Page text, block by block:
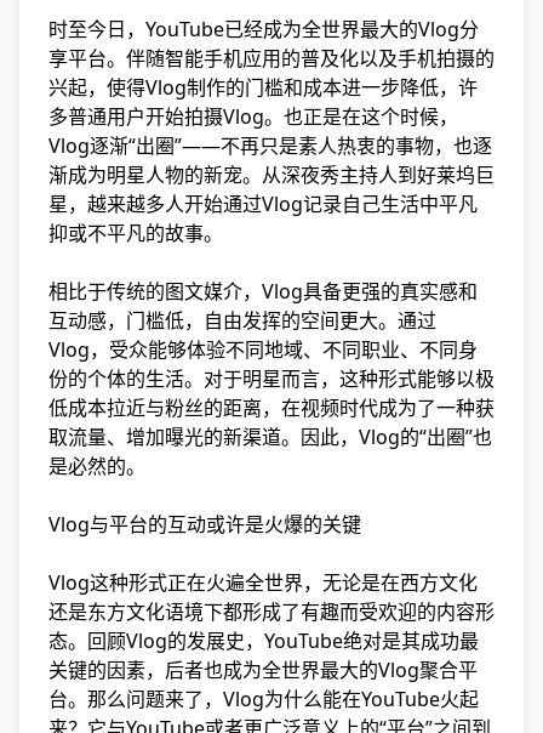
时至今日，YouTube已经成为全世界最大的Vlog分
享平台。伴随智能手机应用的普及化以及手机拍摄的
兴起，使得Vlog制作的门槛和成本进一步降低，许
多普通用户开始拍摄Vlog。也正是在这个时候，
Vlog逐渐“出圈”——不再只是素人热衷的事物，也逐
渐成为明星人物的新宠。从深夜秀主持人到好莱坞巨
星，越来越多人开始通过Vlog记录自己生活中平凡
抑或不平凡的故事。
相比于传统的图文媒介，Vlog具备更强的真实感和
互动感，门槛低，自由发挥的空间更大。通过
Vlog，受众能够体验不同地域、不同职业、不同身
份的个体的生活。对于明星而言，这种形式能够以极
低成本拉近与粉丝的距离，在视频时代成为了一种获
取流量、增加曝光的新渠道。因此，Vlog的“出圈”也
是必然的。
Vlog与平台的互动或许是火爆的关键
Vlog这种形式正在火遍全世界，无论是在西方文化
还是东方文化语境下都形成了有趣而受欢迎的内容形
态。回顾Vlog的发展史，YouTube绝对是其成功最
关键的因素，后者也成为全世界最大的Vlog聚合平
台。那么问题来了，Vlog为什么能在YouTube火起